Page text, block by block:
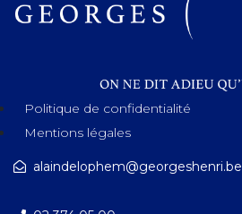
Politique de confidentialité
Mentions légales
alaindelophem@georgeshenri.be